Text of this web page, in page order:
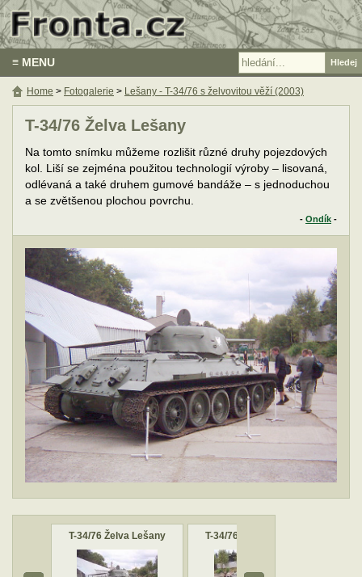
≡ MENU
T-34/76 Želva Lešany
Na tomto snímku můžeme rozlišit různé druhy pojezdových
kol. Liší se zejména použitou technologií výroby – lisovaná,
odlévaná a také druhem gumové bandáže – s jednoduchou
a se zvětšenou plochou povrchu.
- Ondík -
T-34/76 Želva Lešany T-34/76 Želva Lešany
Home > Fotogalerie > Lešany - T-34/76 s želvovitou věží (2003)